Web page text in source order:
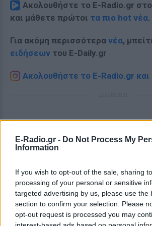
E-Radio.gr - Do Not Process My
Information
If you wish to opt-out of the sale, sharing
processing of your personal or sensitive
targeted advertising by us, please use the
section to confirm your selection. Please
opt-out request is processed you may
Ακολουθήστε το E-Radio.gr στο
και μάθετε πρώτοι τα πιο hot νέα.
Για ακόμη περισσότερα νέα,
ειδήσεων του E-Daily.gr
Ακολουθήστε το E-Radio.gr